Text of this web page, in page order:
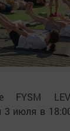
FYSM
3 июля в